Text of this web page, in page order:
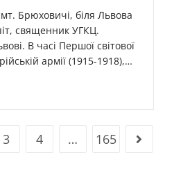
Брюховичі, біля Львова
священник УГКЦ.
В часі Першої світової
армії (1915-1918),…
3 4 … 165